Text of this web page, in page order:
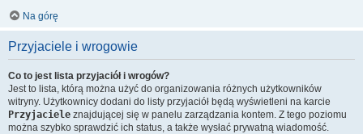
Na górę
Przyjaciele i wrogowie
Co to jest lista przyjaciół i wrogów?
Jest to lista, którą można użyć do organizowania różnych użytkowników
witryny. Użytkownicy dodani do listy przyjaciół będą wyświetleni na karcie
Przyjaciele znajdującej się w panelu zarządzania kontem. Z tego poziomu
można szybko sprawdzić ich status, a także wysłać prywatną wiadomość.